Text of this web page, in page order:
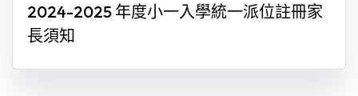
2024-2025 年度小一入學統一派位註冊家
長須知